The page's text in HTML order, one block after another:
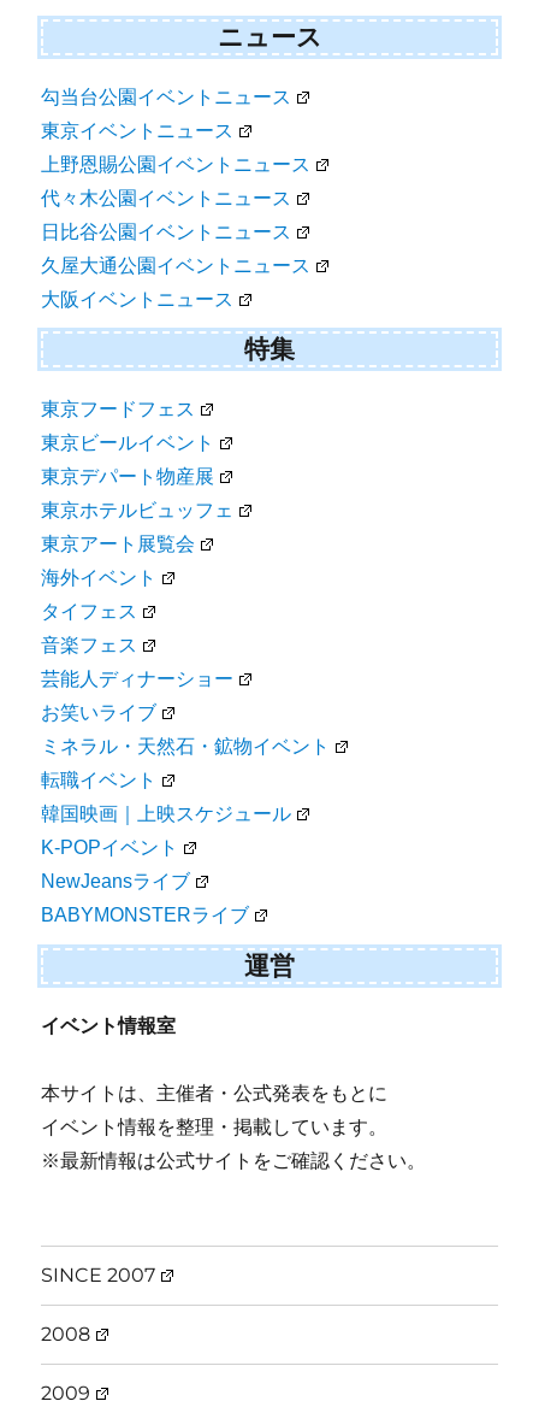
ニュース
勾当台公園イベントニュース
東京イベントニュース
上野恩賜公園イベントニュース
代々木公園イベントニュース
日比谷公園イベントニュース
久屋大通公園イベントニュース
大阪イベントニュース
特集
東京フードフェス
東京ビールイベント
東京デパート物産展
東京ホテルビュッフェ
東京アート展覧会
海外イベント
タイフェス
音楽フェス
芸能人ディナーショー
お笑いライブ
ミネラル・天然石・鉱物イベント
転職イベント
韓国映画｜上映スケジュール
K-POPイベント
NewJeansライブ
BABYMONSTERライブ
運営
イベント情報室
本サイトは、主催者・公式発表をもとに
イベント情報を整理・掲載しています。
※最新情報は公式サイトをご確認ください。
SINCE 2007
2008
2009